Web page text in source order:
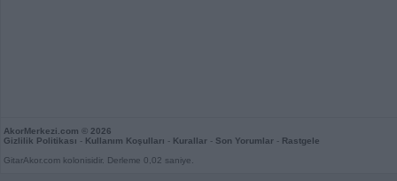
AkorMerkezi.com © 2026
Gizlilik Politikası - Kullanım Koşulları - Kurallar - Son Yorumlar - Rastgele
GitarAkor.com kolonisidir. Derleme 0,02 saniye.